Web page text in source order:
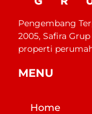
Pengembang
2005, Safira
properti
MENU
Home